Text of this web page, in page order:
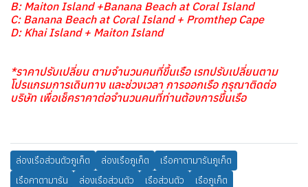
B: Maiton Island +Banana Beach at Coral Island
C: Banana Beach at Coral Island + Promthep Cape
D: Khai Island + Maiton Island
*ราคาปรับเปลี่ยน ตามจำนวนคนที่ขึ้นเรือ เรทปรับเปลี่ยนตาม
โปรแกรมการเดินทาง และช่วงเวลา การออกเรือ กรุณาติดต่อ
บริษัท เพื่อเช็คราคาต่อจำนวนคนที่ท่านต้องการขึ้นเรือ
ล่องเรือส่วนตัวภูเก็ต ล่องเรือภูเก็ต
เรือคาตามารันภูเก็ต
เรือคาตามารัน
ล่องเรือส่วนตัว เรือส่วนตัว เรือภูเก็ต